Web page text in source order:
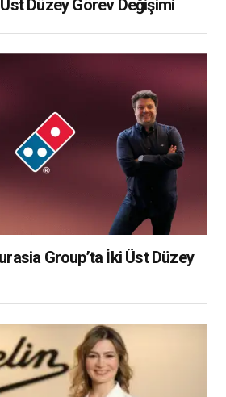
Düzey Görev Değişimi
Group’ta İki Üst Düzey